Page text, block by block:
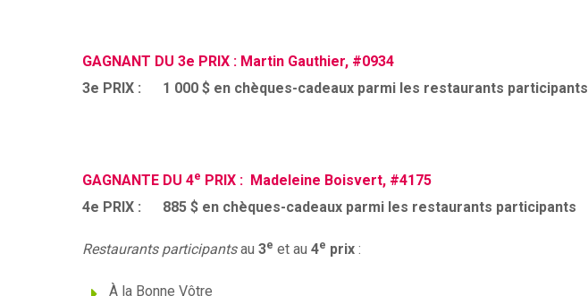
GAGNANT DU 3e PRIX : Martin Gauthier, #0934
3e PRIX : 1 000 $ en chèques-cadeaux parmi les restaurants participants
GAGNANTE DU 4e PRIX : Madeleine Boisvert, #4175
4e PRIX : 885 $ en chèques-cadeaux parmi les restaurants participants
Restaurants participantsau 3e et au 4e prix :
À la Bonne Vôtre